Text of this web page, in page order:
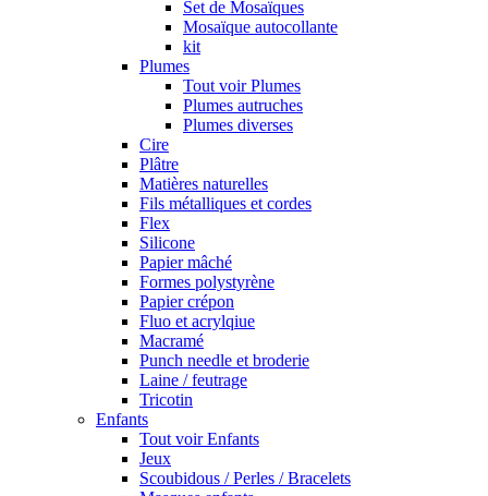
Set de Mosaïques
Mosaïque autocollante
kit
Plumes
Tout voir Plumes
Plumes autruches
Plumes diverses
Cire
Plâtre
Matières naturelles
Fils métalliques et cordes
Flex
Silicone
Papier mâché
Formes polystyrène
Papier crépon
Fluo et acrylqiue
Macramé
Punch needle et broderie
Laine / feutrage
Tricotin
Enfants
Tout voir Enfants
Jeux
Scoubidous / Perles / Bracelets